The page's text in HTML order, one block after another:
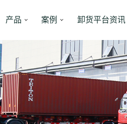
产品 案例 卸货平台资讯